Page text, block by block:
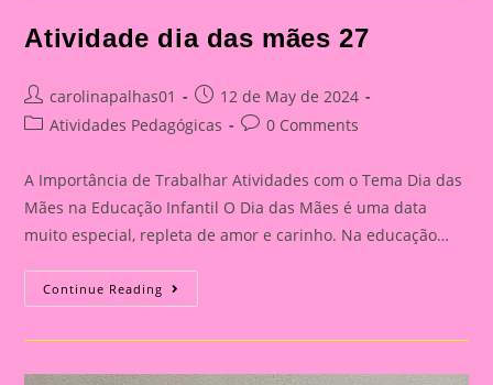
Atividade dia das mães 27
Post
author:
carolinapalhas01
Post
published:
12 de May de 2024
PostAtividades Pedagógicas
Post0 Comments
A Importância de Trabalhar Atividades com o Tema Dia das
Mães na Educação Infantil O Dia das Mães é uma data
muito especial, repleta de amor e carinho. Na educação…
Continue Reading Atividade
Dia
Mães